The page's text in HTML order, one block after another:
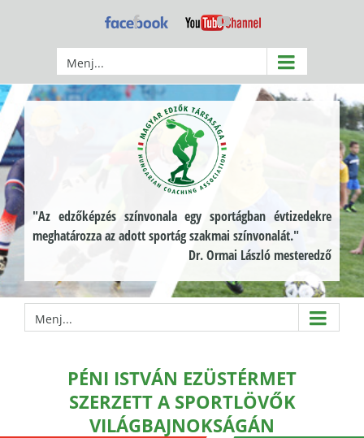
Facebook YouTube
Menj...
"Az edzőképzés színvonala egy sportágban évtizedekre
meghatározza az adott sportág szakmai színvonalát."
Dr. Ormai László mesteredző
Menj...
PÉNI ISTVÁN EZÜSTÉRMET
SZERZETT A SPORTLÖVŐK
VILÁGBAJNOKSÁGÁN